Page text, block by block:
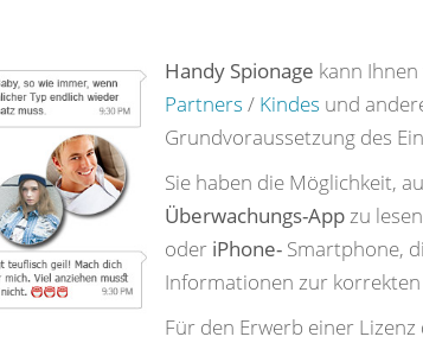
Handy Spionage kann
Partners / Kindes und
Grundvoraussetzung des
Sie haben die Möglichkeit,
Überwachungs-Appzu
oder iPhone- Smartphone,
Informationen zur
Für den Erwerb einer Lizenz